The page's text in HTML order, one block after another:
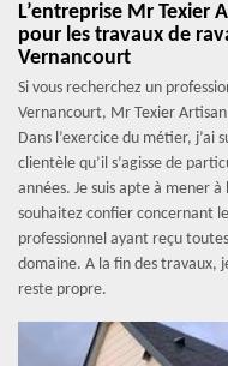
L’entreprise Mr Texier
pour les travaux de
Vernancourt
Si vous recherchez un
Vernancourt, Mr Texier
Dans l’exercice du métier,
clientèle qu’il s’agisse de
années. Je suis apte à mener
souhaitez confier concernant
professionnel ayant reçu
domaine. A la fin des travaux,
reste propre.